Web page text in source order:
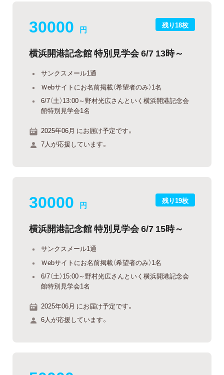
残り18枚
30000 円
横浜開港記念館 特別見学会 6/7 13時～
サンクスメール1通
Ｗebサイトにお名前掲載（希望者のみ）1名
6/7（土）13:00～野村光広さんといく横浜開港記念会
館特別見学会1名
2025年06月 にお届け予定です。
7人が応援しています。
残り19枚
30000 円
横浜開港記念館 特別見学会 6/7 15時～
サンクスメール1通
Ｗebサイトにお名前掲載（希望者のみ）1名
6/7（土）15:00～野村光広さんといく横浜開港記念会
館特別見学会1名
2025年06月 にお届け予定です。
6人が応援しています。